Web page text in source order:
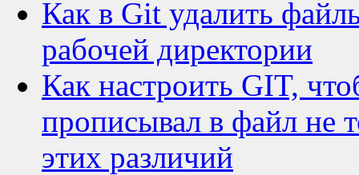
Как в Git удалить
рабочей директории
Как настроить GIT,
прописывал в файл не
этих различий